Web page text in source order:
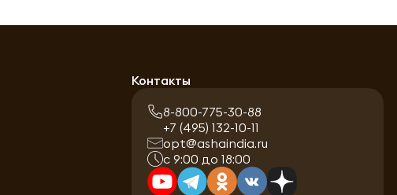
Контакты
8-800-775-30-88
+7 (495) 132-10-11
opt@ashaindia.ru
с 9:00 до 18:00